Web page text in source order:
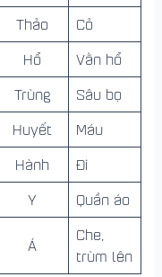
Thảo
Cỏ
Hổ
Vằn hổ
Trùng
Sâu bọ
Huyết
Máu
Hành
Đi
Y Quần áo
Á
Che,
trùm lên